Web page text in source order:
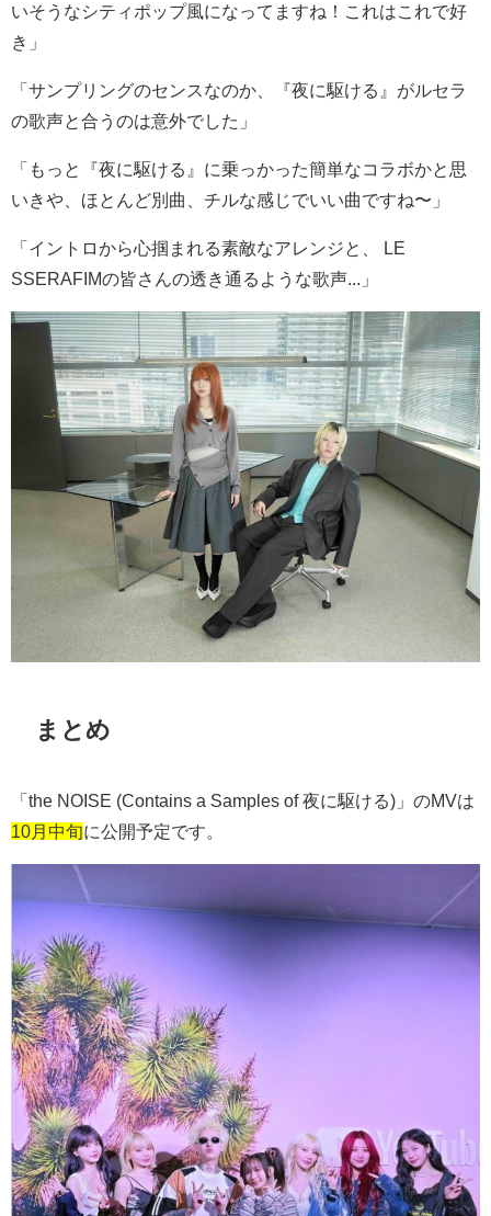
いそうなシティポップ風になってますね！これはこれで好
き」
「サンプリングのセンスなのか、『夜に駆ける』がルセラ
の歌声と合うのは意外でした」
「もっと『夜に駆ける』に乗っかった簡単なコラボかと思
いきや、ほとんど別曲、チルな感じでいい曲ですね〜」
「イントロから心掴まれる素敵なアレンジと、 LE
SSERAFIMの皆さんの透き通るような歌声...」
まとめ
「the NOISE (Contains a Samples of 夜に駆ける)」のMVは
10月中旬に公開予定です。